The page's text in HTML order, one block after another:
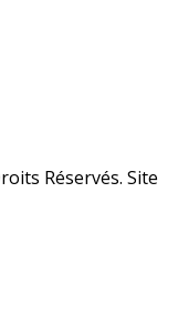
Réservés. Site